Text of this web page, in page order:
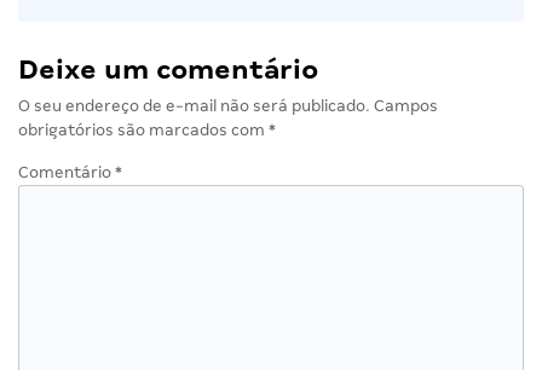
Deixe um comentário
O seu endereço de e-mail não será publicado. Campos
obrigatórios são marcados com *
Comentário *